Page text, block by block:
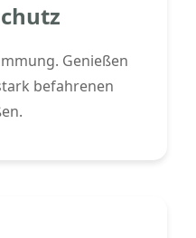
Genießen
befahrenen